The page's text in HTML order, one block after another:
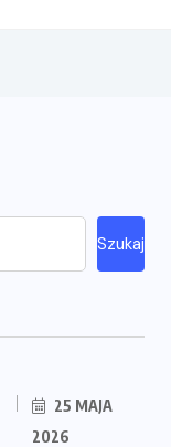
Szukaj
25 MAJA
2026